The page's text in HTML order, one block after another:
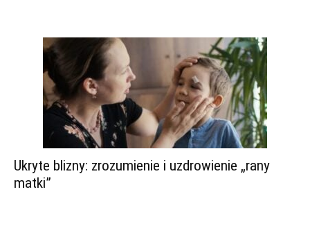
Ukryte blizny: zrozumienie i uzdrowienie „rany
matki”